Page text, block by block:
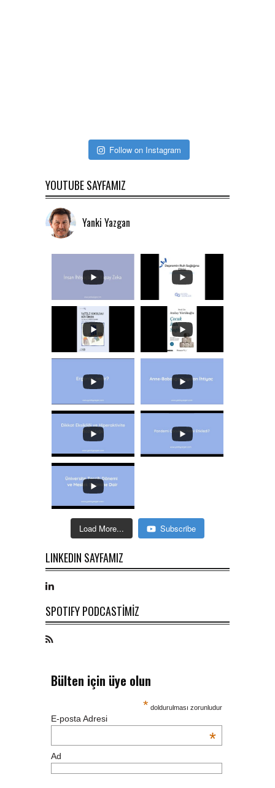
Follow on Instagram
YOUTUBE SAYFAMIZ
Yanki Yazgan
Load More... Subscribe
LINKEDIN SAYFAMIZ
SPOTIFY PODCASTİMİZ
Bülten için üye olun
* doldurulması zorunludur
E-posta Adresi
*
Ad